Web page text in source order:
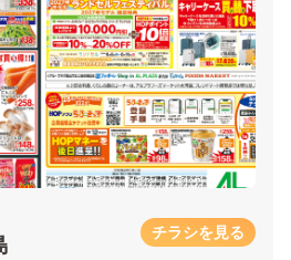
チラシを見る